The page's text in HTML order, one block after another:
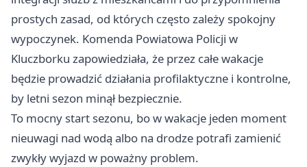
prostych zasad, od których często zależy spokojny
wypoczynek. Komenda Powiatowa Policji w
Kluczborku zapowiedziała, że przez całe wakacje
będzie prowadzić działania profilaktyczne i kontrolne,
by letni sezon minął bezpiecznie.
To mocny start sezonu, bo w wakacje jeden moment
nieuwagi nad wodą albo na drodze potrafi zamienić
zwykły wyjazd w poważny problem.